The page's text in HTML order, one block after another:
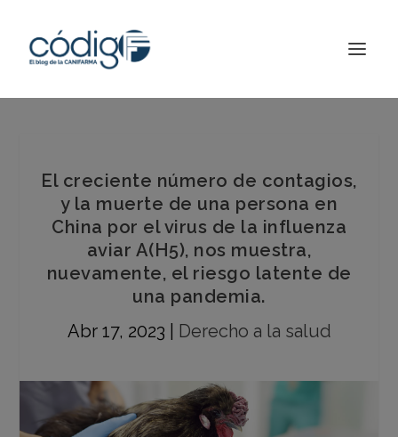
El creciente número de contagios,
y la muerte de una persona en
China por el virus de la influenza
aviar A(H5), nos muestra,
nuevamente, el riesgo latente de
una pandemia.
Abr 17, 2023
Derecho a la salud